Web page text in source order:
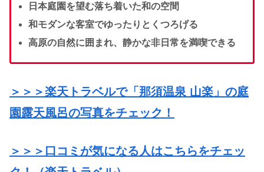
日本庭園を望む落ち着いた和の空間
和モダンな客室でゆったりとくつろげる
高原の自然に囲まれ、静かな非日常を満喫できる
＞＞＞楽天トラベルで「那須温泉 山楽」の庭
園露天風呂の写真をチェック！
＞＞＞口コミが気になる人はこちらをチェッ